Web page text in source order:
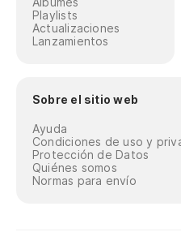
Playlists
Actualizaciones
Lanzamientos
Sobre el sitio web
Ayuda
Condiciones de uso y
Protección de Datos
Quiénes somos
Normas para envío